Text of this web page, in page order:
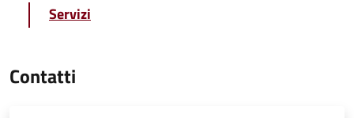
Servizi
Contatti